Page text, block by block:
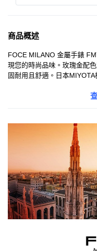
商品概述
FOCE MILANO 金屬手錶
現您的時尚品味。玫瑰金配
固耐用且舒適。日本
損。生活防水設計，讓您在